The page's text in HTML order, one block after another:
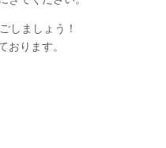
しましょう！
ります。